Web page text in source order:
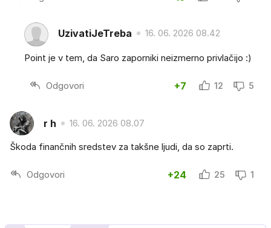
UzivatiJeTreba 16. 06. 2026 08.42
Point je v tem, da Saro zaporniki neizmerno privlačijo :)
Odgovori +7 12 5
r h 16. 06. 2026 08.07
Škoda finančnih sredstev za takšne ljudi, da so zaprti.
Odgovori +24 25 1